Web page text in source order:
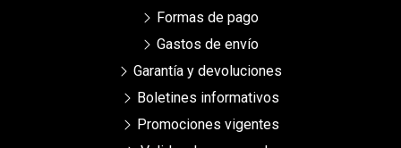
Formas de pago
Gastos de envío
Garantía y devoluciones
Boletines informativos
Promociones vigentes